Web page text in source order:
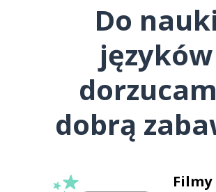
Do nauki
języków
dobrą
Filmy